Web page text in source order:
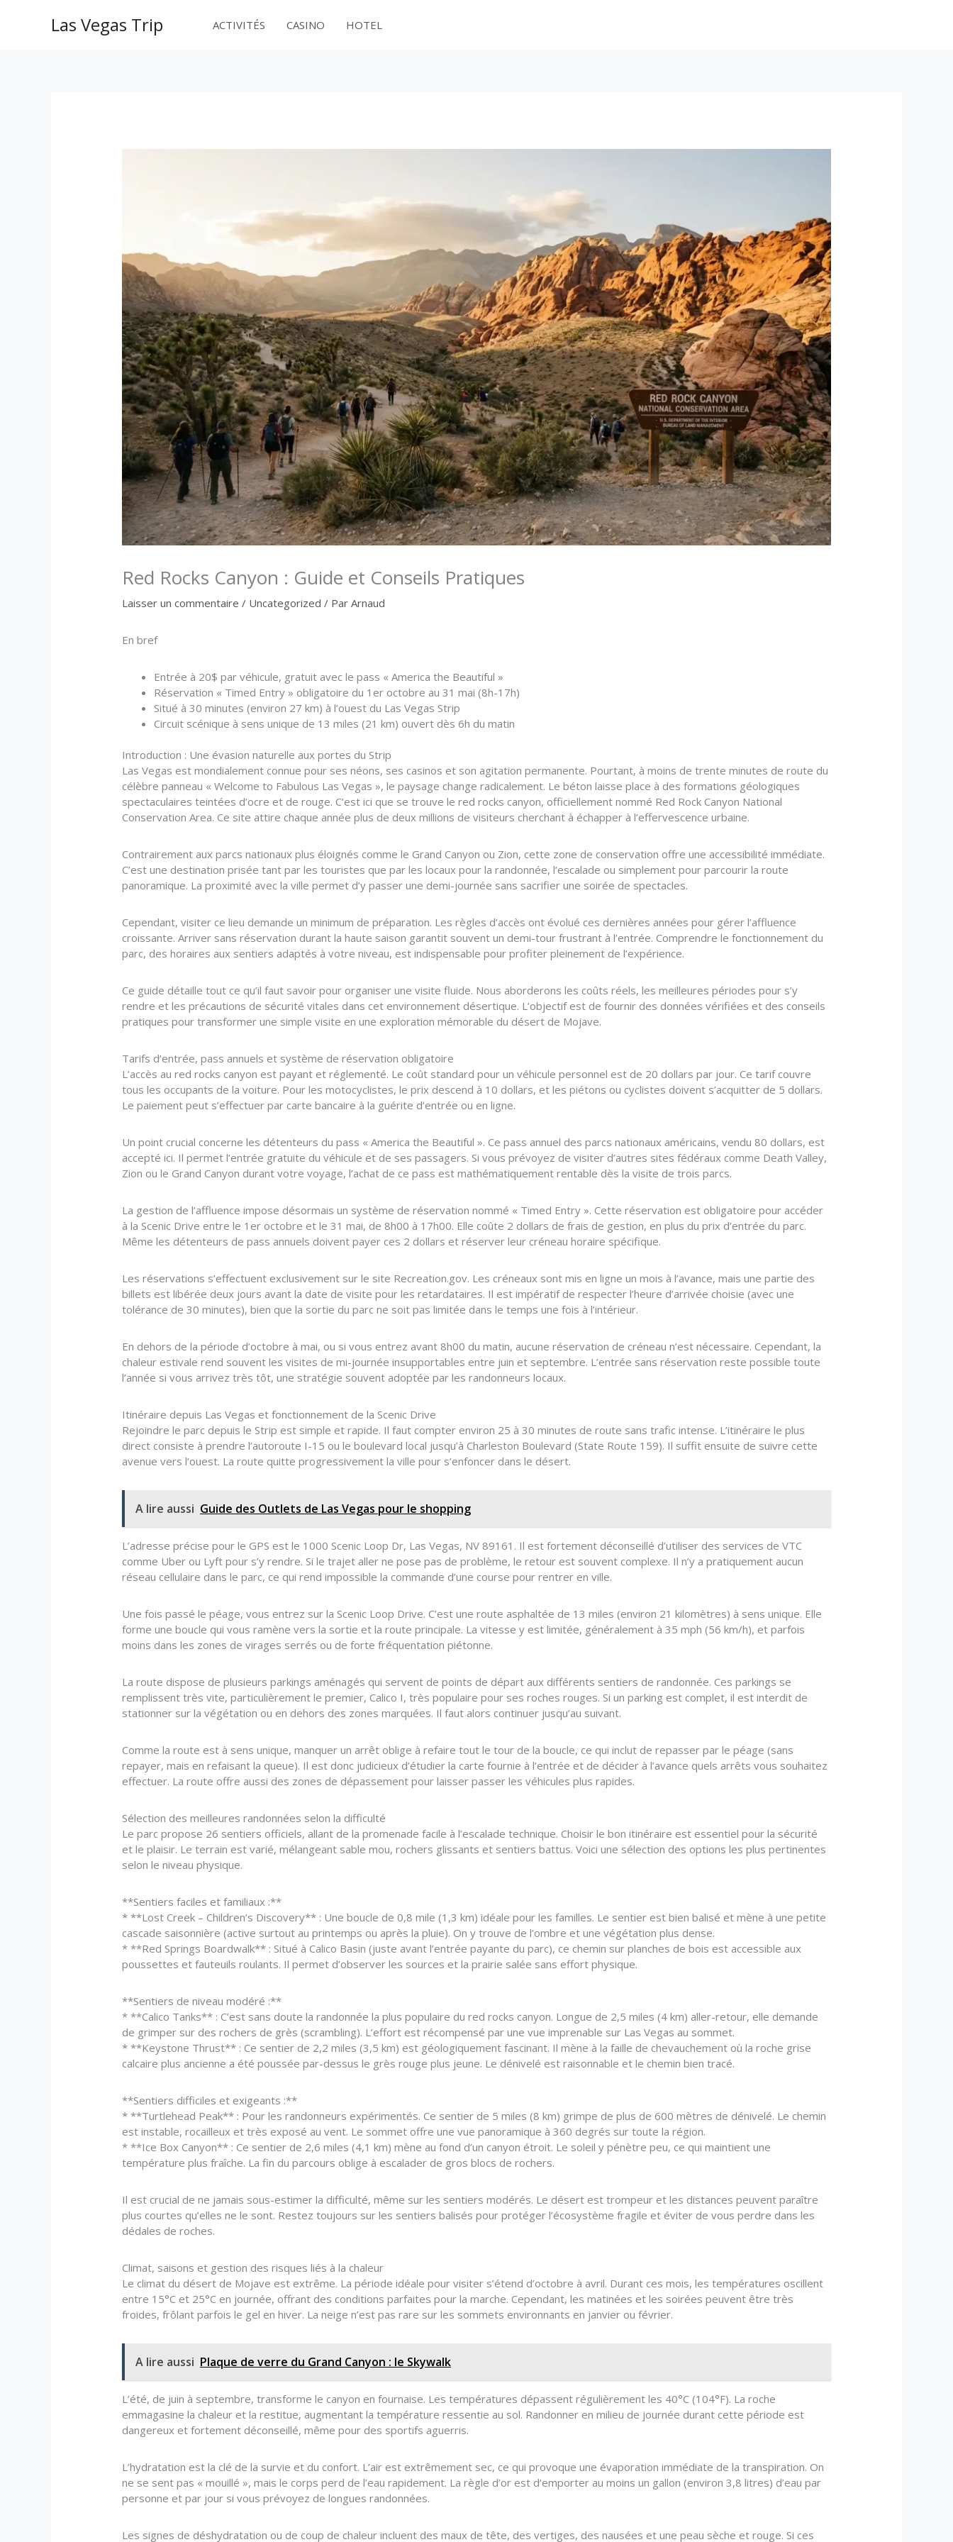
Las Vegas Trip ACTIVITÉS CASINO HOTEL
Red Rocks Canyon : Guide et Conseils Pratiques
Laisser un commentaire / Uncategorized / ParArnaud
En bref
Entrée à 20$ par véhicule, gratuit avec le pass « America the Beautiful »
Réservation « Timed Entry » obligatoire du 1er octobre au 31 mai (8h-17h)
Situé à 30 minutes (environ 27 km) à l’ouest du Las Vegas Strip
Circuit scénique à sens unique de 13 miles (21 km) ouvert dès 6h du matin
Introduction : Une évasion naturelle aux portes du Strip
Las Vegas est mondialement connue pour ses néons, ses casinos et son agitation permanente. Pourtant, à moins de trente minutes de route du
célèbre panneau « Welcome to Fabulous Las Vegas », le paysage change radicalement. Le béton laisse place à des formations géologiques
spectaculaires teintées d’ocre et de rouge. C’est ici que se trouve le red rocks canyon, officiellement nommé Red Rock Canyon National
Conservation Area. Ce site attire chaque année plus de deux millions de visiteurs cherchant à échapper à l’effervescence urbaine.
Contrairement aux parcs nationaux plus éloignés comme le Grand Canyon ou Zion, cette zone de conservation offre une accessibilité immédiate.
C’est une destination prisée tant par les touristes que par les locaux pour la randonnée, l’escalade ou simplement pour parcourir la route
panoramique. La proximité avec la ville permet d’y passer une demi-journée sans sacrifier une soirée de spectacles.
Cependant, visiter ce lieu demande un minimum de préparation. Les règles d’accès ont évolué ces dernières années pour gérer l’affluence
croissante. Arriver sans réservation durant la haute saison garantit souvent un demi-tour frustrant à l’entrée. Comprendre le fonctionnement du
parc, des horaires aux sentiers adaptés à votre niveau, est indispensable pour profiter pleinement de l’expérience.
Ce guide détaille tout ce qu’il faut savoir pour organiser une visite fluide. Nous aborderons les coûts réels, les meilleures périodes pour s’y
rendre et les précautions de sécurité vitales dans cet environnement désertique. L’objectif est de fournir des données vérifiées et des conseils
pratiques pour transformer une simple visite en une exploration mémorable du désert de Mojave.
Tarifs d’entrée, pass annuels et système de réservation obligatoire
L’accès au red rocks canyon est payant et réglementé. Le coût standard pour un véhicule personnel est de 20 dollars par jour. Ce tarif couvre
tous les occupants de la voiture. Pour les motocyclistes, le prix descend à 10 dollars, et les piétons ou cyclistes doivent s’acquitter de 5 dollars.
Le paiement peut s’effectuer par carte bancaire à la guérite d’entrée ou en ligne.
Un point crucial concerne les détenteurs du pass « America the Beautiful ». Ce pass annuel des parcs nationaux américains, vendu 80 dollars, est
accepté ici. Il permet l’entrée gratuite du véhicule et de ses passagers. Si vous prévoyez de visiter d’autres sites fédéraux comme Death Valley,
Zion ou le Grand Canyon durant votre voyage, l’achat de ce pass est mathématiquement rentable dès la visite de trois parcs.
La gestion de l’affluence impose désormais un système de réservation nommé « Timed Entry ». Cette réservation est obligatoire pour accéder
à la Scenic Drive entre le 1er octobre et le 31 mai, de 8h00 à 17h00. Elle coûte 2 dollars de frais de gestion, en plus du prix d’entrée du parc.
Même les détenteurs de pass annuels doivent payer ces 2 dollars et réserver leur créneau horaire spécifique.
Les réservations s’effectuent exclusivement sur le site Recreation.gov. Les créneaux sont mis en ligne un mois à l’avance, mais une partie des
billets est libérée deux jours avant la date de visite pour les retardataires. Il est impératif de respecter l’heure d’arrivée choisie (avec une
tolérance de 30 minutes), bien que la sortie du parc ne soit pas limitée dans le temps une fois à l’intérieur.
En dehors de la période d’octobre à mai, ou si vous entrez avant 8h00 du matin, aucune réservation de créneau n’est nécessaire. Cependant, la
chaleur estivale rend souvent les visites de mi-journée insupportables entre juin et septembre. L’entrée sans réservation reste possible toute
l’année si vous arrivez très tôt, une stratégie souvent adoptée par les randonneurs locaux.
Itinéraire depuis Las Vegas et fonctionnement de la Scenic Drive
Rejoindre le parc depuis le Strip est simple et rapide. Il faut compter environ 25 à 30 minutes de route sans trafic intense. L’itinéraire le plus
direct consiste à prendre l’autoroute I-15 ou le boulevard local jusqu’à Charleston Boulevard (State Route 159). Il suffit ensuite de suivre cette
avenue vers l’ouest. La route quitte progressivement la ville pour s’enfoncer dans le désert.
A lire aussi Guide des Outlets de Las Vegas pour le shopping
L’adresse précise pour le GPS est le 1000 Scenic Loop Dr, Las Vegas, NV 89161. Il est fortement déconseillé d’utiliser des services de VTC
comme Uber ou Lyft pour s’y rendre. Si le trajet aller ne pose pas de problème, le retour est souvent complexe. Il n’y a pratiquement aucun
réseau cellulaire dans le parc, ce qui rend impossible la commande d’une course pour rentrer en ville.
Une fois passé le péage, vous entrez sur la Scenic Loop Drive. C’est une route asphaltée de 13 miles (environ 21 kilomètres) à sens unique. Elle
forme une boucle qui vous ramène vers la sortie et la route principale. La vitesse y est limitée, généralement à 35 mph (56 km/h), et parfois
moins dans les zones de virages serrés ou de forte fréquentation piétonne.
La route dispose de plusieurs parkings aménagés qui servent de points de départ aux différents sentiers de randonnée. Ces parkings se
remplissent très vite, particulièrement le premier, Calico I, très populaire pour ses roches rouges. Si un parking est complet, il est interdit de
stationner sur la végétation ou en dehors des zones marquées. Il faut alors continuer jusqu’au suivant.
Comme la route est à sens unique, manquer un arrêt oblige à refaire tout le tour de la boucle, ce qui inclut de repasser par le péage (sans
repayer, mais en refaisant la queue). Il est donc judicieux d’étudier la carte fournie à l’entrée et de décider à l’avance quels arrêts vous souhaitez
effectuer. La route offre aussi des zones de dépassement pour laisser passer les véhicules plus rapides.
Sélection des meilleures randonnées selon la difficulté
Le parc propose 26 sentiers officiels, allant de la promenade facile à l’escalade technique. Choisir le bon itinéraire est essentiel pour la sécurité
et le plaisir. Le terrain est varié, mélangeant sable mou, rochers glissants et sentiers battus. Voici une sélection des options les plus pertinentes
selon le niveau physique.
**Sentiers faciles et familiaux :**
* **Lost Creek – Children’s Discovery** : Une boucle de 0,8 mile (1,3 km) idéale pour les familles. Le sentier est bien balisé et mène à une petite
cascade saisonnière (active surtout au printemps ou après la pluie). On y trouve de l’ombre et une végétation plus dense.
* **Red Springs Boardwalk** : Situé à Calico Basin (juste avant l’entrée payante du parc), ce chemin sur planches de bois est accessible aux
poussettes et fauteuils roulants. Il permet d’observer les sources et la prairie salée sans effort physique.
**Sentiers de niveau modéré :**
* **Calico Tanks** : C’est sans doute la randonnée la plus populaire du red rocks canyon. Longue de 2,5 miles (4 km) aller-retour, elle demande
de grimper sur des rochers de grès (scrambling). L’effort est récompensé par une vue imprenable sur Las Vegas au sommet.
* **Keystone Thrust** : Ce sentier de 2,2 miles (3,5 km) est géologiquement fascinant. Il mène à la faille de chevauchement où la roche grise
calcaire plus ancienne a été poussée par-dessus le grès rouge plus jeune. Le dénivelé est raisonnable et le chemin bien tracé.
**Sentiers difficiles et exigeants :**
* **Turtlehead Peak** : Pour les randonneurs expérimentés. Ce sentier de 5 miles (8 km) grimpe de plus de 600 mètres de dénivelé. Le chemin
est instable, rocailleux et très exposé au vent. Le sommet offre une vue panoramique à 360 degrés sur toute la région.
* **Ice Box Canyon** : Ce sentier de 2,6 miles (4,1 km) mène au fond d’un canyon étroit. Le soleil y pénètre peu, ce qui maintient une
température plus fraîche. La fin du parcours oblige à escalader de gros blocs de rochers.
Il est crucial de ne jamais sous-estimer la difficulté, même sur les sentiers modérés. Le désert est trompeur et les distances peuvent paraître
plus courtes qu’elles ne le sont. Restez toujours sur les sentiers balisés pour protéger l’écosystème fragile et éviter de vous perdre dans les
dédales de roches.
Climat, saisons et gestion des risques liés à la chaleur
Le climat du désert de Mojave est extrême. La période idéale pour visiter s’étend d’octobre à avril. Durant ces mois, les températures oscillent
entre 15°C et 25°C en journée, offrant des conditions parfaites pour la marche. Cependant, les matinées et les soirées peuvent être très
froides, frôlant parfois le gel en hiver. La neige n’est pas rare sur les sommets environnants en janvier ou février.
A lire aussi Plaque de verre du Grand Canyon : le Skywalk
L’été, de juin à septembre, transforme le canyon en fournaise. Les températures dépassent régulièrement les 40°C (104°F). La roche
emmagasine la chaleur et la restitue, augmentant la température ressentie au sol. Randonner en milieu de journée durant cette période est
dangereux et fortement déconseillé, même pour des sportifs aguerris.
L’hydratation est la clé de la survie et du confort. L’air est extrêmement sec, ce qui provoque une évaporation immédiate de la transpiration. On
ne se sent pas « mouillé », mais le corps perd de l’eau rapidement. La règle d’or est d’emporter au moins un gallon (environ 3,8 litres) d’eau par
personne et par jour si vous prévoyez de longues randonnées.
Les signes de déshydratation ou de coup de chaleur incluent des maux de tête, des vertiges, des nausées et une peau sèche et rouge. Si ces